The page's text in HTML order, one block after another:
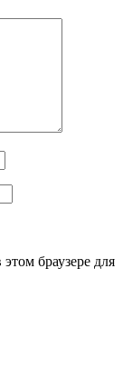
браузере для